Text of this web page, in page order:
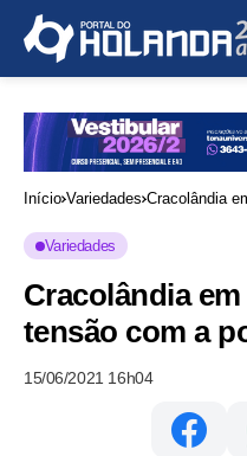
Início Variedades Cracolândia
Variedades
Cracolândia
tensão com a
15/06/2021 16h04